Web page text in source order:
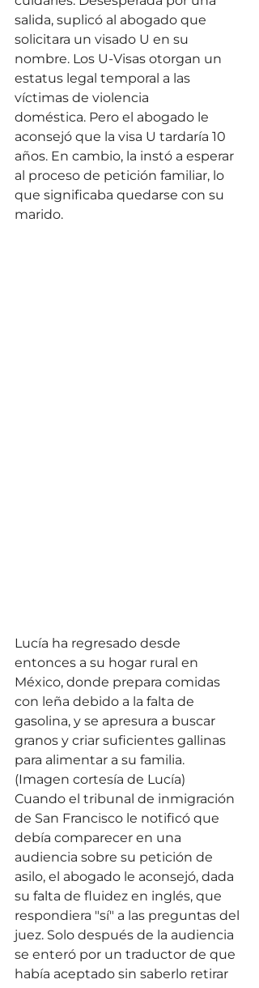
salida, suplicó al abogado que
solicitara un visado U en su
nombre. Los U-Visas otorgan un
estatus legal temporal a las
víctimas de violencia
doméstica. Pero el abogado le
aconsejó que la visa U tardaría 10
años. En cambio, la instó a esperar
al proceso de petición familiar, lo
que significaba quedarse con su
marido.
Lucía ha regresado desde
entonces a su hogar rural en
México, donde prepara comidas
con leña debido a la falta de
gasolina, y se apresura a buscar
granos y criar suficientes gallinas
para alimentar a su familia.
(Imagen cortesía de Lucía)
Cuando el tribunal de inmigración
de San Francisco le notificó que
debía comparecer en una
audiencia sobre su petición de
asilo, el abogado le aconsejó, dada
su falta de fluidez en inglés, que
respondiera "sí" a las preguntas del
juez. Solo después de la audiencia
se enteró por un traductor de que
había aceptado sin saberlo retirar